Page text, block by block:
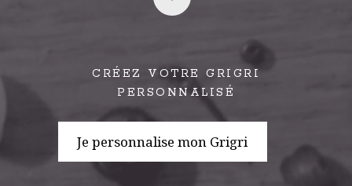
CRÉEZ VOTRE GRIGRI
PERSONNALISÉ
Je personnalise mon Grigri